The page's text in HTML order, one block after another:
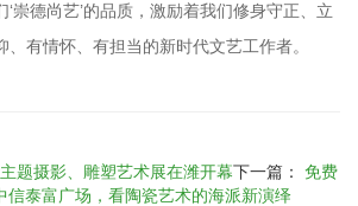
崇德尚艺’的品质，激励着我们修身守正、立
有情怀、有担当的新时代文艺工作者。
题摄影、雕塑艺术展在潍开幕下一篇： 免费
信泰富广场，看陶瓷艺术的海派新演绎